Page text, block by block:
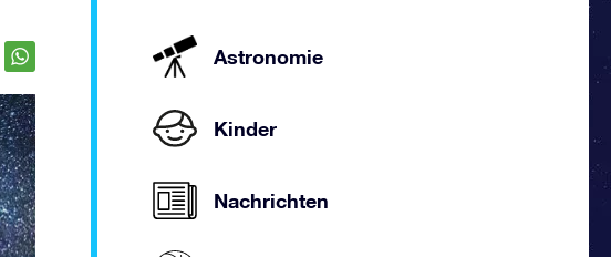
Astronomie
Kinder
Nachrichten